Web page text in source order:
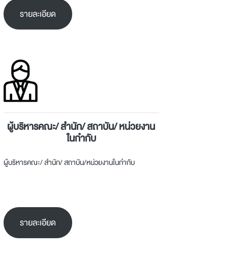
รายละเอียด
ผู้บริหารคณะ/ สำนัก/ สถาบัน/ หน่วยงาน
ในกำกับ
ผู้บริหารคณะ/ สำนัก/ สถาบัน/หน่วยงานในกำกับ
รายละเอียด